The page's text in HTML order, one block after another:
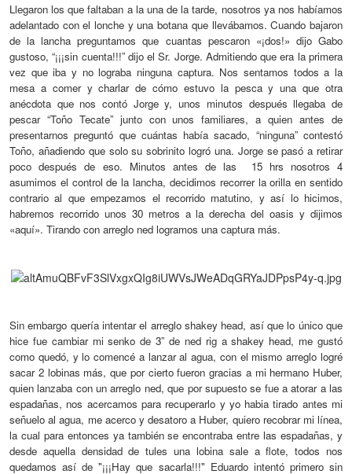
Llegaron los que faltaban a la una de la tarde, nosotros ya nos habíamos
adelantado con el lonche y una botana que llevábamos. Cuando bajaron
de la lancha preguntamos que cuantas pescaron «¡dos!» dijo Gabo
gustoso, “¡¡¡sin cuenta!!!” dijo el Sr. Jorge. Admitiendo queera la primera
vez que iba y no lograba ninguna captura. Nos sentamos todos a la
mesa a comer y charlar de cómo estuvo la pesca y una que otra
anécdota que nos contó Jorge y, unos minutos después llegaba de
pescar “Toño Tecate” junto con unos familiares, a quien antes de
presentarnos preguntó que cuántas había sacado, “ninguna” contestó
Toño, añadiendo que solo su sobrinito logró una. Jorge se pasó a retirar
poco después de eso. Minutos antes de las
15 hrs nosotros 4
asumimos el control de la lancha, decidimos recorrer la orilla en sentido
contrarioal queempezamos el recorrido matutino, y así lo hicimos,
habremos recorrido unos 30metros a la derecha del oasis y dijimos
«aquí». Tirando con arreglo ned logramos una captura más.
Sin embargo quería intentar el arreglo shakey head, así que lo único que
hice fue cambiar mi senko de 3” de ned rig a shakey head, me gustó
como quedó, y lo comencé a lanzar al agua, con el mismo arreglo logré
sacar 2 lobinas más, que por ciertofueron gracias a mi hermano Huber,
quien lanzaba conun arreglo ned, que por supuesto se fue a atorar a las
espadañas, nos acercamos para recuperarlo y yo habia tirado antes mi
señuelo al agua, me acerco y desatoro a Huber, quiero recobrar mi línea,
la cual para entonces ya también se encontraba entre las espadañas, y
desde aquella densidad de tules una lobina sale a flote, todos nos
quedamos así de "¡¡¡Hay que sacarla!!!" Eduardo intentó primero sin